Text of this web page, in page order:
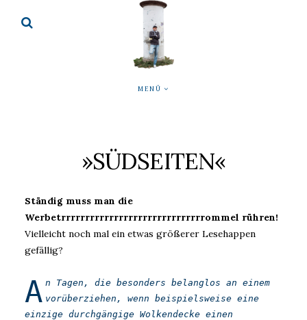
MENÜ
»SÜDSEITEN«
Ständig muss man die
Werbetrrrrrrrrrrrrrrrrrrrrrrrrrrrrrrommel rühren!
Vielleicht noch mal ein etwas größerer Lesehappen
gefällig?
A n Tagen, die besonders belanglos an einem
vorüberziehen, wenn beispielsweise eine
einzige durchgängige Wolkendecke einen